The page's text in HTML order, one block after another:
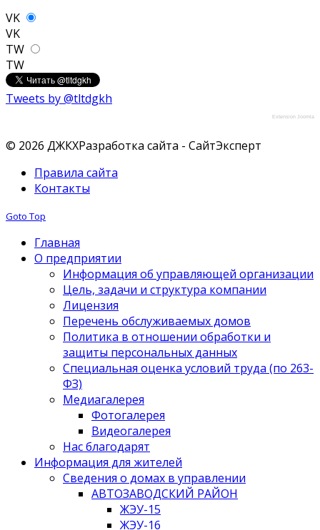
VK
VK
TW
TW
Tweets by @tltdgkh
Extension Joomla
© 2026 ДЖКХРазработка сайта - СайтЭксперт
Правила сайта
Контакты
Goto Top
Главная
О предприятии
Информация об управляющей организации
Цель, задачи и структура компании
Лицензия
Перечень обслуживаемых домов
Политика в отношении обработки и
защиты персональных данных
Специальная оценка условий труда (по 263-
ФЗ)
Медиагалерея
Фотогалерея
Видеогалерея
Нас благодарят
Информация для жителей
Сведения о домах в управлении
АВТОЗАВОДСКИЙ РАЙОН
ЖЭУ-15
ЖЭУ-16